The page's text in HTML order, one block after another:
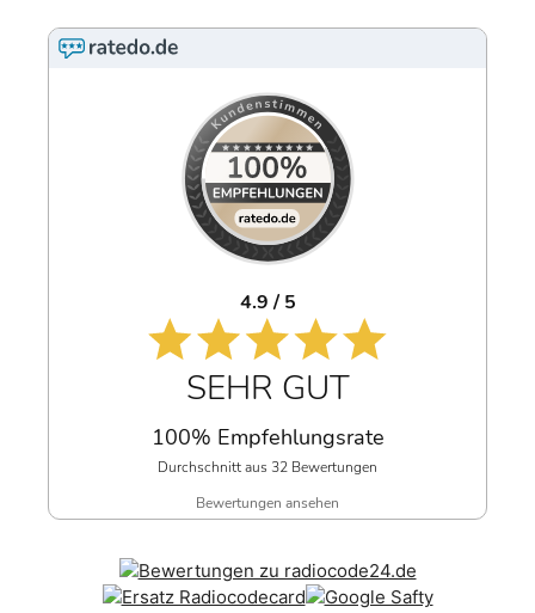
4.9 / 5
SEHR GUT
100% Empfehlungsrate
Durchschnitt aus 32 Bewertungen
Bewertungen ansehen